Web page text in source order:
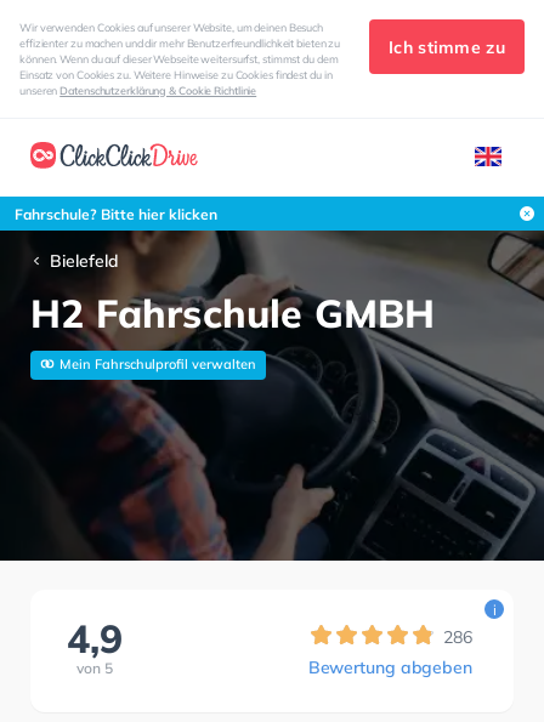
Wir verwenden Cookies auf unserer Website, um deinen Besuch
effizienter zu machen und dir mehr Benutzerfreundlichkeit bieten zu
können. Wenn du auf dieser Webseite weitersurfst, stimmst du dem
Einsatz von Cookies zu. Weitere Hinweise zu Cookies findest du in
unserenDatenschutzerklärung & Cookie Richtlinie
Ich stimme zu
Fahrschule? Bitte hier klicken
Bielefeld
H2 Fahrschule GMBH
Mein Fahrschulprofil verwalten
4,9
von 5
286
Bewertung abgeben
i